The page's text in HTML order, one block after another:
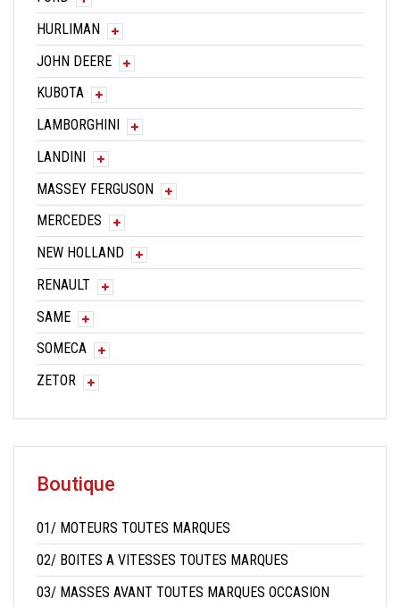
HURLIMAN
JOHN DEERE
KUBOTA
LAMBORGHINI
LANDINI
MASSEY FERGUSON
MERCEDES
NEW HOLLAND
RENAULT
SAME
SOMECA
ZETOR
Boutique
01/ MOTEURS TOUTES MARQUES
02/ BOITES A VITESSES TOUTES MARQUES
03/ MASSES AVANT TOUTES MARQUES OCCASION